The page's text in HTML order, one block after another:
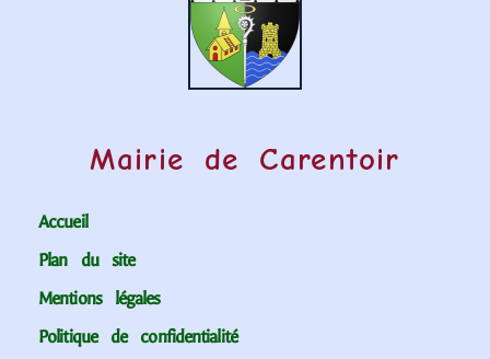
Mairie de Carentoir
Accueil
Plan du site
Mentions légales
Politique de confidentialité